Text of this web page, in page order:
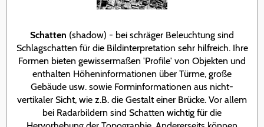
Schatten (shadow) - bei schräger Beleuchtung sind
Schlagschatten für die Bildinterpretation sehr hilfreich. Ihre
Formen bieten gewissermaßen 'Profile' von Objekten und
enthalten Höheninformationen über Türme, große
Gebäude usw. sowie Forminformationen aus nicht-
vertikaler Sicht, wie z.B. die Gestalt einer Brücke. Vor allem
bei Radarbildern sind Schatten wichtig für die